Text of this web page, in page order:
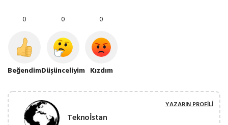
0
Beğendim
0
Düşünceliyim
0
Kızdım
Teknoİstan
YAZARIN PROFILI